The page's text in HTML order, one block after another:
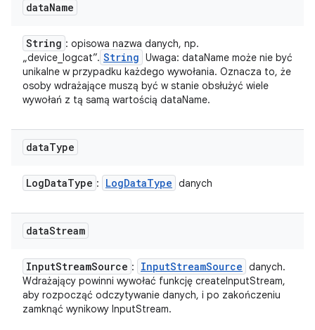
dataName
String : opisowa nazwa danych, np.
„device_logcat”. String Uwaga: dataName może nie być
unikalne w przypadku każdego wywołania. Oznacza to, że
osoby wdrażające muszą być w stanie obsłużyć wiele
wywołań z tą samą wartością dataName.
dataType
LogDataType : LogDataType danych
dataStream
InputStreamSource : InputStreamSource danych.
Wdrażający powinni wywołać funkcję createInputStream,
aby rozpocząć odczytywanie danych, i po zakończeniu
zamknąć wynikowy InputStream.